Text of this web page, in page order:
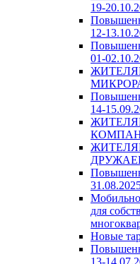
19-
12-
01-
14-
для
Новые